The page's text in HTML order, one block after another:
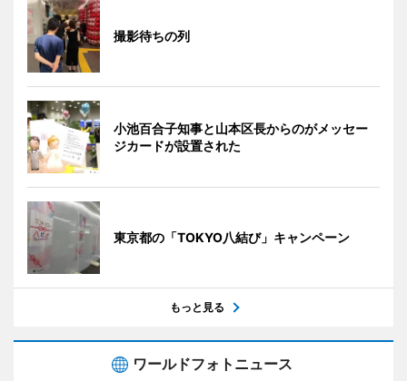
撮影待ちの列
小池百合子知事と山本区長からのがメッセー
ジカードが設置された
東京都の「TOKYO八結び」キャンペーン
もっと見る
ワールドフォトニュース